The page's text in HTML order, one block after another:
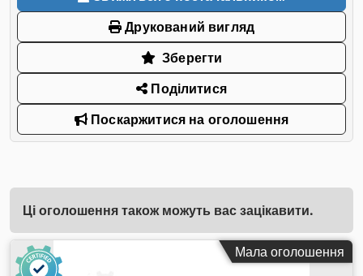
Друкований вигляд
Зберегти
Поділитися
Поскаржитися на оголошення
Ці оголошення також можуть вас зацікавити.
Мала оголошення